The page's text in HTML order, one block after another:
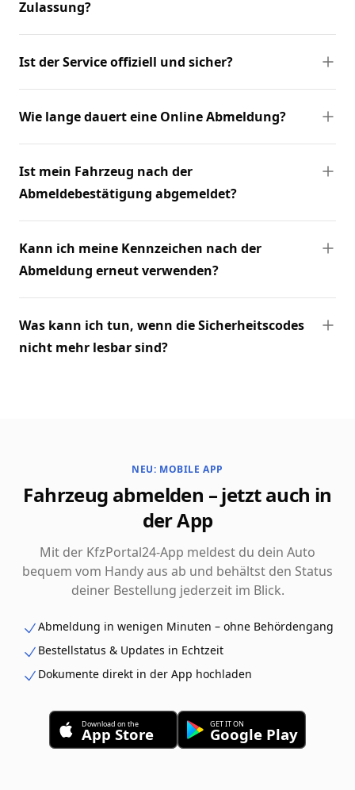
Zulassung?
Ist der Service offiziell und sicher?
Wie lange dauert eine Online Abmeldung?
Ist mein Fahrzeug nach der
Abmeldebestätigung abgemeldet?
Kann ich meine Kennzeichen nach der
Abmeldung erneut verwenden?
Was kann ich tun, wenn die Sicherheitscodes
nicht mehr lesbar sind?
NEU: MOBILE APP
Fahrzeug abmelden – jetzt auch in
der App
Mit der KfzPortal24-App meldest du dein Auto
bequem vom Handy aus ab und behältst den Status
deiner Bestellung jederzeit im Blick.
Abmeldung in wenigen Minuten – ohne Behördengang
Bestellstatus & Updates in Echtzeit
Dokumente direkt in der App hochladen
Download on the
App Store
GET IT ON
Google Play